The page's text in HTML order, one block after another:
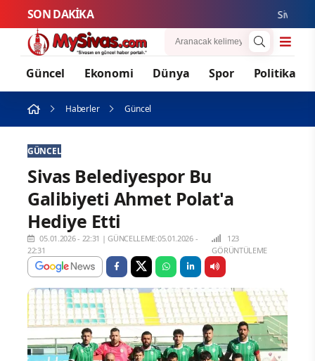
SON DAKİKA Sivas
Güncel Ekonomi Dünya Spor Politika
Haberler Güncel
GÜNCEL
Sivas Belediyespor Bu
Galibiyeti Ahmet Polat'a
Hediye Etti
05.01.2026 - 22:31 |GÜNCELLEME:05.01.2026 -
22:31
123
GÖRÜNTÜLEME